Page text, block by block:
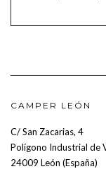
CAMPER LEÓN
C/ San Zacarias, 4
Polígono Industrial de
24009 León (España)